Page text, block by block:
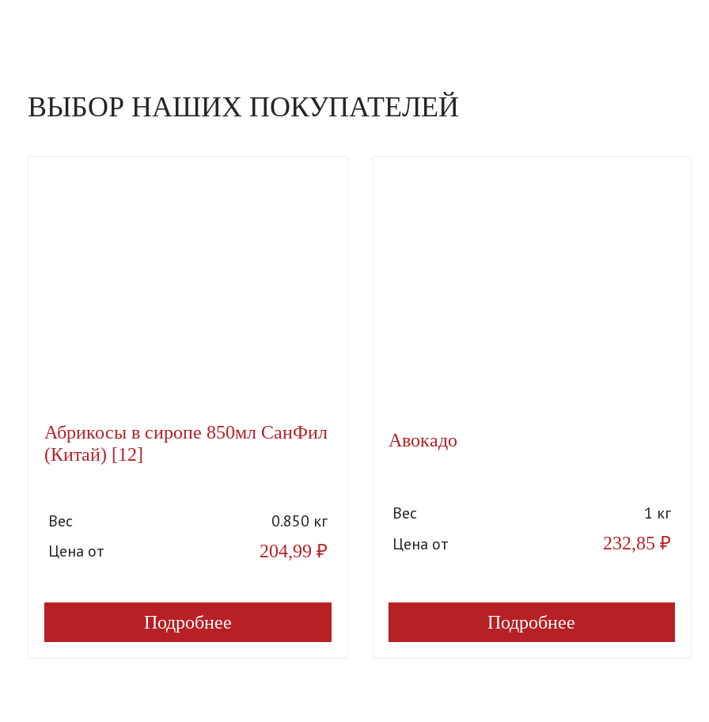
ВЫБОР НАШИХ ПОКУПАТЕЛЕЙ
Абрикосы в сиропе 850мл СанФил
(Китай) [12]
Вес
0.850 кг
Цена от
204,99 ₽
Подробнее
Авокадо
Вес
1 кг
Цена от
232,85₽
Подробнее